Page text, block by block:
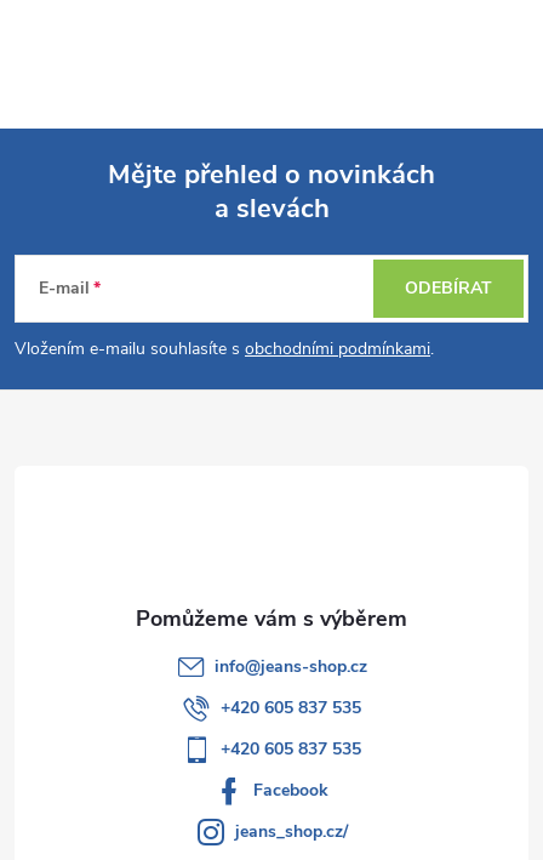
p
a
Mějte přehled o novinkách
a slevách
E-mail
Vložením e-mailu souhlasíte s obchodními podmínkami.
ODEBÍRAT
info@jeans-shop.cz
+420 605 837 535
+420 605 837 535
Facebook
jeans_shop.cz/